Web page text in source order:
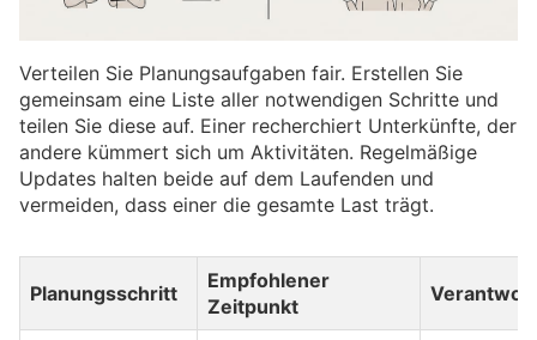
Verteilen Sie Planungsaufgaben fair. Erstellen Sie
gemeinsam eine Liste aller notwendigen Schritte und
teilen Sie diese auf. Einer recherchiert Unterkünfte, der
andere kümmert sich um Aktivitäten. Regelmäßige
Updates halten beide auf dem Laufenden und
vermeiden, dass einer die gesamte Last trägt.
Planungsschritt
Empfohlener
Zeitpunkt